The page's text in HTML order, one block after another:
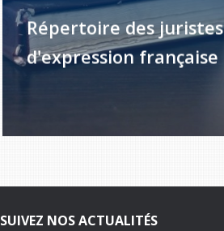
Répertoire des juristes
d'expression française
SUIVEZ NOS ACTUALITÉS